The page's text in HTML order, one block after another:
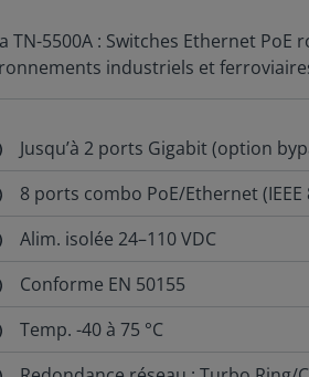
TN-5500A : Switches Ethernet
industriels et
Jusqu’à 2 ports Gigabit (option
8 ports combo PoE/Ethernet (IEEE
Alim. isolée 24–110 VDC
Conforme EN 50155
Temp. -40 à 75 °C